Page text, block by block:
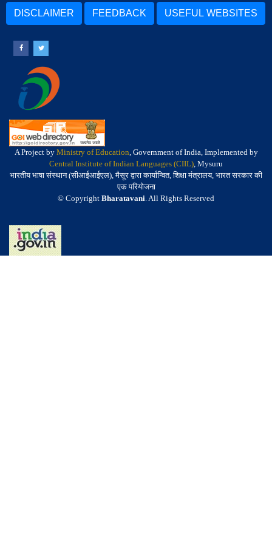
DISCLAIMER FEEDBACK USEFUL WEBSITES
A Project by Ministry of Education, Government of India, Implemented by
Central Institute of Indian Languages (CIIL), Mysuru
भारतीय भाषा संस्थान (सीआईआईएल), मैसूर द्वारा कार्यान्वित, शिक्षा मंत्रालय, भारत सरकार की
एक परियोजना
© Copyright Bharatavani. All Rights Reserved